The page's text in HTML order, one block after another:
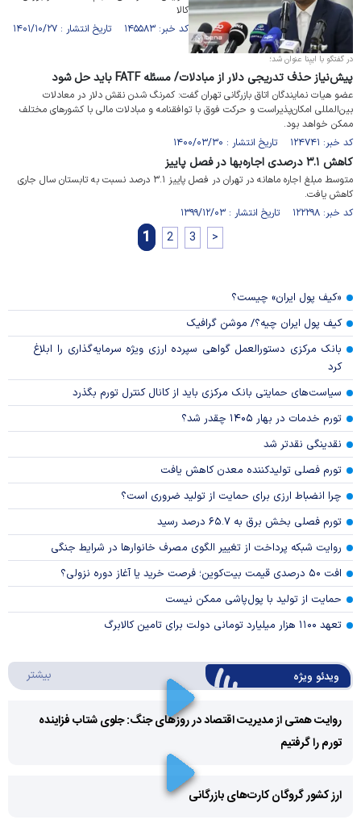
کالا
کد خبر: ۱۴۵۵۸۳ تاریخ انتشار : ۱۴۰۱/۱۰/۲۷
در گفتگو با ایبِنا عنوان شد؛
پیش‌نیاز حذف تدریجی دلار از مبادلات/ مسئله FATF باید حل شود
عضو هیات نمایندگان اتاق بازرگانی تهران گفت: کمرنگ شدن نقش دلار در معادلات
بین‌المللی امکان‌پذیراست و حرکت فوق با توافقنامه و مبادلات مالی با کشورهای مختلف
ممکن خواهد بود.
کد خبر: ۱۲۴۷۴۱ تاریخ انتشار : ۱۴۰۰/۰۳/۳۰
کاهش ۳.۱ درصدی اجاره‌بها در فصل پاییز
متوسط مبلغ اجاره ماهانه در تهران در فصل پاییز ۳.۱ درصد نسبت به تابستان سال جاری
کاهش یافت.
کد خبر: ۱۲۲۲۹۸ تاریخ انتشار : ۱۳۹۹/۱۲/۰۳
1 2 3 >
«کیف پول ایران» چیست؟
کیف پول ایران چیه؟/ موشن گرافیک
بانک مرکزی دستورالعمل گواهی سپرده ارزی ویژه سرمایه‌گذاری را ابلاغ
کرد
سیاست‌های حمایتی بانک مرکزی باید از کانال کنترل تورم بگذرد
تورم خدمات در بهار ۱۴۰۵ چقدر شد؟
نقدینگی نقدتر شد
تورم فصلی تولیدکننده معدن کاهش یافت
چرا انضباط ارزی برای حمایت از تولید ضروری است؟
تورم فصلی بخش برق به ۶۵.۷ درصد رسید
روایت شبکه پرداخت از تغییر الگوی مصرف خانوار‌ها در شرایط جنگی
افت ۵۰ درصدی قیمت بیت‌کوین؛ فرصت خرید یا آغاز دوره نزولی؟
حمایت از تولید با پول‌پاشی ممکن نیست
تعهد ۱۱۰۰ هزار میلیارد تومانی دولت برای تامین کالابرگ
ویدئو ویژه بیشتر
Play
Video
روایت همتی از مدیریت اقتصاد در روزهای جنگ: جلوی شتاب فزاینده
تورم را گرفتیم
ارز کشور گروگان کارت‌های بازرگانی